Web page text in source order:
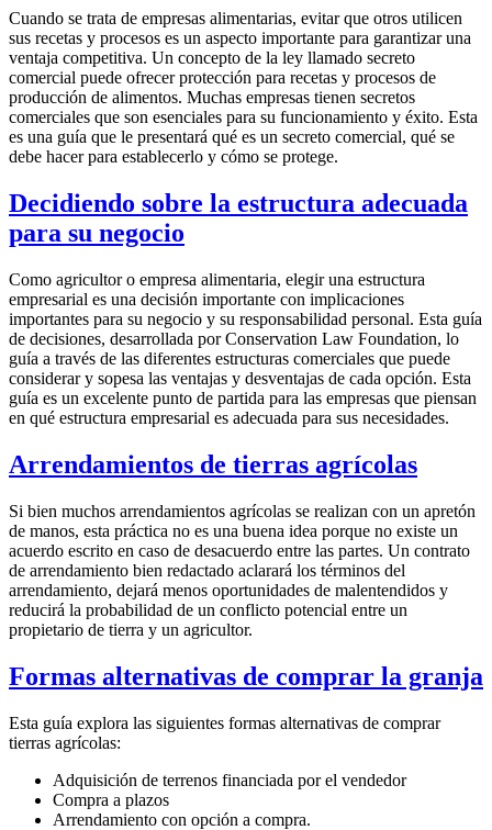
Cuando se trata de empresas alimentarias, evitar que otros utilicen
sus recetas y procesos es un aspecto importante para garantizar una
ventaja competitiva. Un concepto de la ley llamado secreto
comercial puede ofrecer protección para recetas y procesos de
producción de alimentos. Muchas empresas tienen secretos
comerciales que son esenciales para su funcionamiento y éxito. Esta
es una guía que le presentará qué es un secreto comercial, qué se
debe hacer para establecerlo y cómo se protege.
Decidiendo sobre la estructura adecuada
para su negocio
Como agricultor o empresa alimentaria, elegir una estructura
empresarial es una decisión importante con implicaciones
importantes para su negocio y su responsabilidad personal. Esta guía
de decisiones, desarrollada por Conservation Law Foundation, lo
guía a través de las diferentes estructuras comerciales que puede
considerar y sopesa las ventajas y desventajas de cada opción. Esta
guía es un excelente punto de partida para las empresas que piensan
en qué estructura empresarial es adecuada para sus necesidades.
Arrendamientos de tierras agrícolas
Si bien muchos arrendamientos agrícolas se realizan con un apretón
de manos, esta práctica no es una buena idea porque no existe un
acuerdo escrito en caso de desacuerdo entre las partes. Un contrato
de arrendamiento bien redactado aclarará los términos del
arrendamiento, dejará menos oportunidades de malentendidos y
reducirá la probabilidad de un conflicto potencial entre un
propietario de tierra y un agricultor.
Formas alternativas de comprar la granja
Esta guía explora las siguientes formas alternativas de comprar
tierras agrícolas:
Adquisición de terrenos financiada por el vendedor
Compra a plazos
Arrendamiento con opción a compra.